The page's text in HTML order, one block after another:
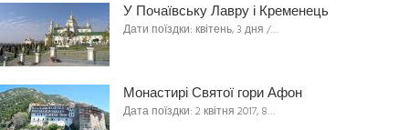
У Почаївську Лавру і Кременець
Дати поїздки: квітень, 3 дня /…
Монастирі Святої гори Афон
Дата поїздки: 2 квітня 2017, 8…